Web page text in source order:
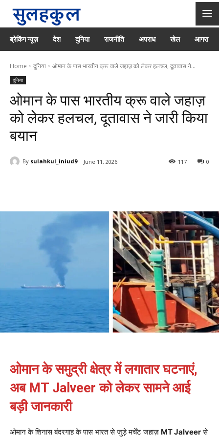
ब्रेकिंग न्यूज़ देश दुनिया राजनीति अपराध खेल आगरा
Home दुनिया ओमान के पास भारतीय क्रू वाले जहाज़ को लेकर हलचल, दूतावास ने...
दुनिया
ओमान के पास भारतीय क्रू वाले जहाज़
को लेकर हलचल, दूतावास ने जारी किया
बयान
By sulahkul_iniud9 June 11, 2026 0
117
ओमान के समुद्री क्षेत्र में लगातार घटनाएं,
अब MT Jalveer को लेकर सामने आई
बड़ी जानकारी
ओमान के शिनास बंदरगाह के पास भारत से जुड़े मर्चेंट जहाज़ MT Jalveerसे